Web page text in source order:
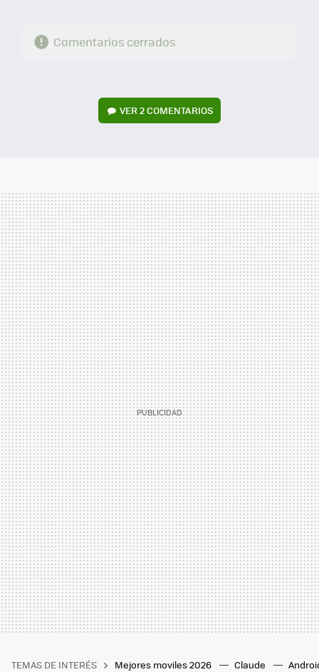
Comentarios cerrados
VER2 COMENTARIOS
TEMAS DE INTERÉS Mejores moviles 2026 Claude